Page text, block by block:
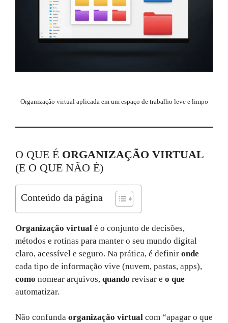
Organização virtual aplicada em um espaço de trabalho leve e limpo
O QUE É ORGANIZAÇÃO VIRTUAL
(E O QUE NÃO É)
Conteúdo da página
Organização virtual é o conjunto de decisões,
métodos e rotinas para manter o seu mundo digital
claro, acessível e seguro. Na prática, é definir onde
cada tipo de informação vive (nuvem, pastas, apps),
como nomear arquivos, quando revisar e o que
automatizar.
Não confunda organização virtual com “apagar o que